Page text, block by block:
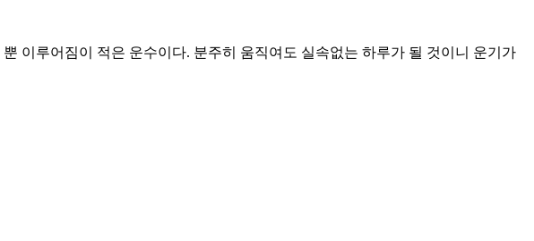
이루어짐이 적은 운수이다. 분주히 움직여도 실속없는 하루가 될 것이니 운기가